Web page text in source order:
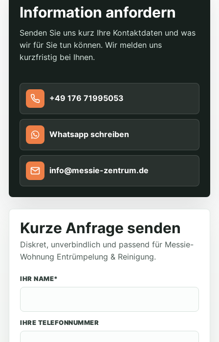
Information anfordern
Senden Sie uns kurz Ihre Kontaktdaten und was
wir für Sie tun können. Wir melden uns
kurzfristig bei Ihnen.
+49 176 71995053
Whatsapp schreiben
info@messie-zentrum.de
Kurze Anfrage senden
Diskret, unverbindlich und passend für Messie-
Wohnung Entrümpelung & Reinigung.
IHR NAME*
IHRE TELEFONNUMMER